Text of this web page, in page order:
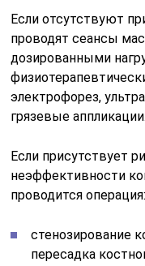
Если отсутствуют
проводят сеансы
дозированными
электрофорез,
грязевые аппликации.
Если присутствует
неэффективности
проводится операция:
стенозирование
пересадка